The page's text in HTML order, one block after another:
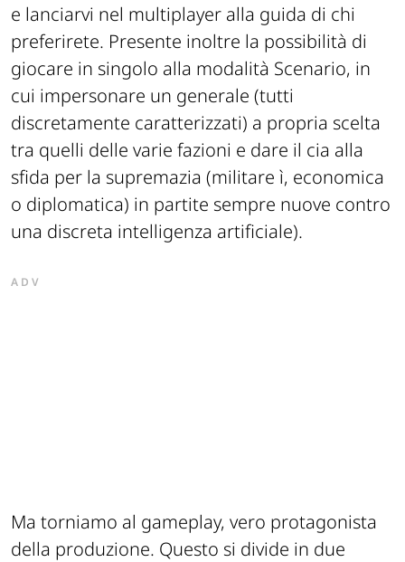
e lanciarvi nel multiplayer alla guida di chi
preferirete. Presente inoltre la possibilità di
giocare in singolo alla modalità Scenario, in
cui impersonare un generale (tutti
discretamente caratterizzati) a propria scelta
tra quelli delle varie fazioni e dare il cia alla
sfida per la supremazia (militare ì, economica
o diplomatica) in partite sempre nuove contro
una discreta intelligenza artificiale).
ADV
Ma torniamo al gameplay, vero protagonista
della produzione. Questo si divide in due